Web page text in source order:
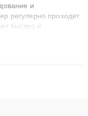
и
регулярно проходит
быстро и
решают